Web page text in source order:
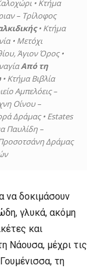
• Κτήμα
– Τρίλοφος
• Κτήμα
• Μετόχι
Άγιον Όρος •
Από τη
• Κτήμα Βιβλία
Αμπελόεις –
Οίνου –
Δράμας • Estates
Παυλίδη –
Δράμας
να δοκιμάσουν
γλυκά, ακόμη
και
Νάουσα, μέχρι τις
τη